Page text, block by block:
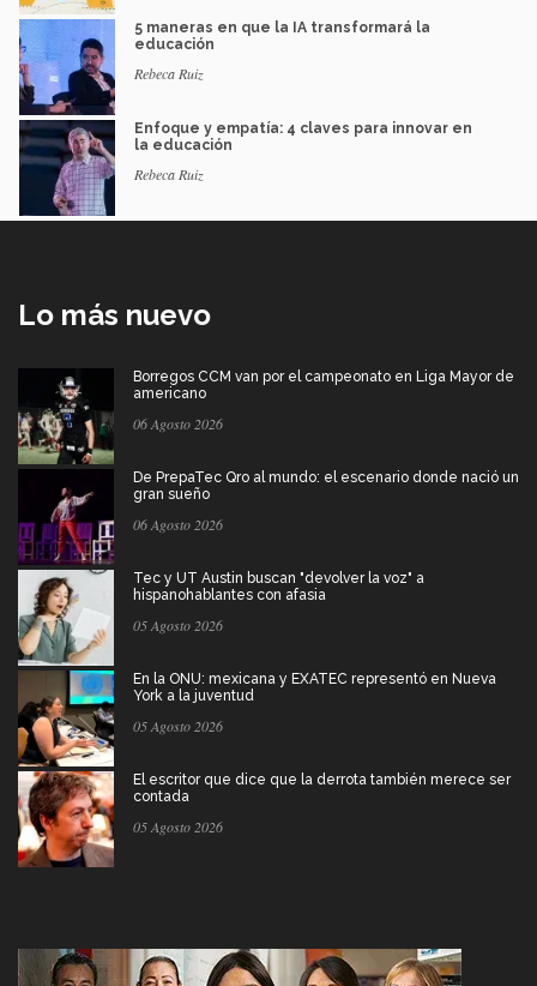
5 maneras en que la IA transformará la
educación
Rebeca Ruiz
Enfoque y empatía: 4 claves para innovar en
la educación
Rebeca Ruiz
Lo más nuevo
Borregos CCM van por el campeonato en Liga Mayor de
americano
06 Agosto 2026
De PrepaTec Qro al mundo: el escenario donde nació un
gran sueño
06 Agosto 2026
Tec y UT Austin buscan "devolver la voz" a
hispanohablantes con afasia
05 Agosto 2026
En la ONU: mexicana y EXATEC representó en Nueva
York a la juventud
05 Agosto 2026
El escritor que dice que la derrota también merece ser
contada
05 Agosto 2026